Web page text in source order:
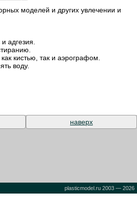
моделей и других увлечении и
адгезия.
кистью, так и аэрографом.
воду.
наверх
plasticmodel.ru 2003 — 2026